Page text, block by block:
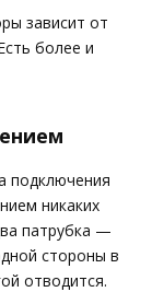
зависит от
более и
подключения
никаких
патрубка —
стороны в
отводится.